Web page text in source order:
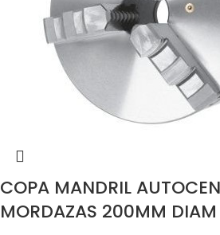
COPA MANDRIL
MORDAZAS 200MM DIAM